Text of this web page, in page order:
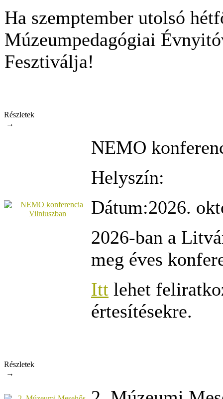
Ha szemptember utolsó
Múzeumpedagógiai
Fesztiválja!
Részletek
→
NEMO
Helyszín:
Dátum:2026.
2026-ban a
meg éves
Itt lehet
értesítésekre.
Részletek
→